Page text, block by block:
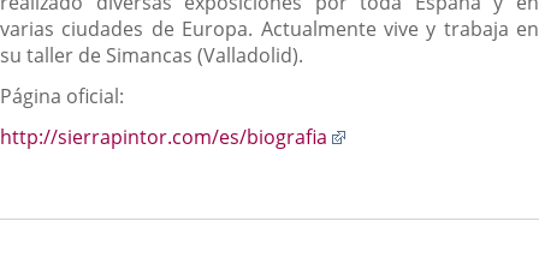
aplicación
externa.
varias ciudades de Europa. Actualmente vive y trabaja en
su taller de Simancas (Valladolid).
Página oficial:
http://sierrapintor.com/es/biografia
aplicación